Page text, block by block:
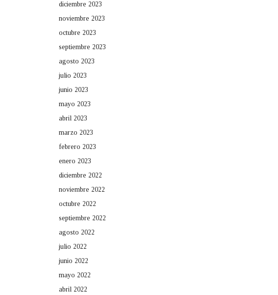
diciembre 2023
noviembre 2023
octubre 2023
septiembre 2023
agosto 2023
julio 2023
junio 2023
mayo 2023
abril 2023
marzo 2023
febrero 2023
enero 2023
diciembre 2022
noviembre 2022
octubre 2022
septiembre 2022
agosto 2022
julio 2022
junio 2022
mayo 2022
abril 2022